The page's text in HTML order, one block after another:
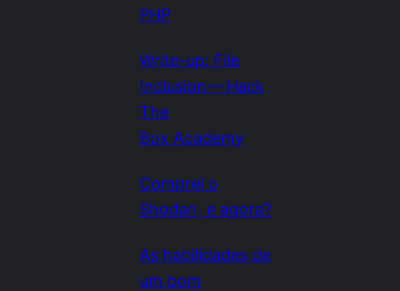
PHP
Write-up: File
Inclusion — Hack
The
Box Academy
Comprei o
Shodan, e agora?
As habilidades de
um bom